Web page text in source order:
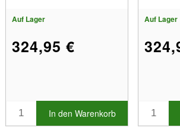
Auf Lager
324,95 €
In den Warenkorb
Auf Lager